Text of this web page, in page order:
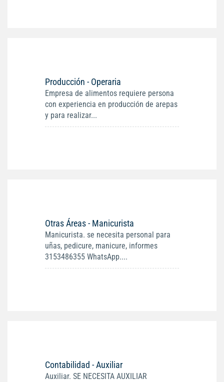
Producción - Operaria
Empresa de alimentos requiere persona
con experiencia en producción de arepas
y para realizar...
Otras Áreas - Manicurista
Manicurista. se necesita personal para
uñas, pedicure, manicure, informes
3153486355 WhatsApp....
Contabilidad - Auxiliar
Auxiliar. SE NECESITA AUXILIAR